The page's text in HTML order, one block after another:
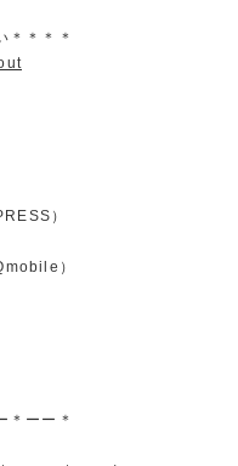
＊＊＊＊
）
）
＊ーー＊